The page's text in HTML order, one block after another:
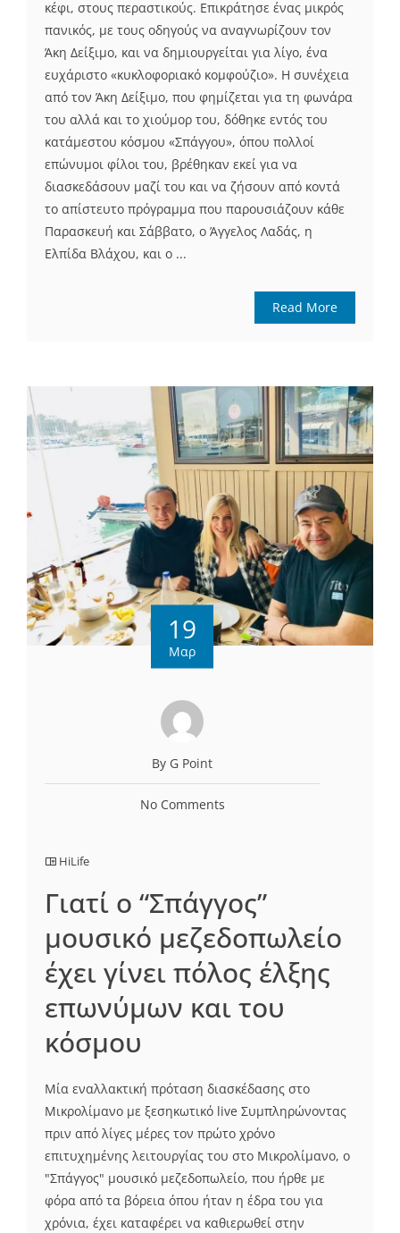
κέφι, στους περαστικούς. Επικράτησε ένας μικρός
πανικός, με τους οδηγούς να αναγνωρίζουν τον
Άκη Δείξιμο, και να δημιουργείται για λίγο, ένα
ευχάριστο «κυκλοφοριακό κομφούζιο». Η συνέχεια
από τον Άκη Δείξιμο, που φημίζεται για τη φωνάρα
του αλλά και το χιούμορ του, δόθηκε εντός του
κατάμεστου κόσμου «Σπάγγου», όπου πολλοί
επώνυμοι φίλοι του, βρέθηκαν εκεί για να
διασκεδάσουν μαζί του και να ζήσουν από κοντά
το απίστευτο πρόγραμμα που παρουσιάζουν κάθε
Παρασκευή και Σάββατο, ο Άγγελος Λαδάς, η
Ελπίδα Βλάχου, και ο ...
Read More
19
Μαρ
By G Point
No Comments
HiLife
Γιατί ο “Σπάγγος”
μουσικό μεζεδοπωλείο
έχει γίνει πόλος έλξης
επωνύμων και του
κόσμου
Μία εναλλακτική πρόταση διασκέδασης στο
Μικρολίμανο με ξεσηκωτικό live Συμπληρώνοντας
πριν από λίγες μέρες τον πρώτο χρόνο
επιτυχημένης λειτουργίας του στο Μικρολίμανο, ο
"Σπάγγος" μουσικό μεζεδοπωλείο, που ήρθε με
φόρα από τα βόρεια όπου ήταν η έδρα του για
χρόνια, έχει καταφέρει να καθιερωθεί στην